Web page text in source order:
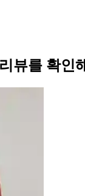
뷰를 확인